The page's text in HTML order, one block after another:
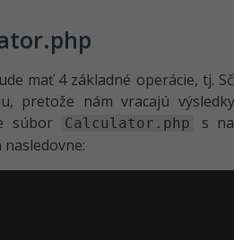
mať 4 základné operácie, tj.
pretože nám vracajú
súbor Calculator.php s